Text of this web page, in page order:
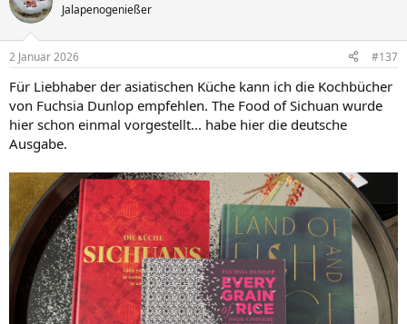
Jalapenogenießer
2 Januar 2026 #137
Für Liebhaber der asiatischen Küche kann ich die Kochbücher
von Fuchsia Dunlop empfehlen. The Food of Sichuan wurde
hier schon einmal vorgestellt... habe hier die deutsche
Ausgabe.